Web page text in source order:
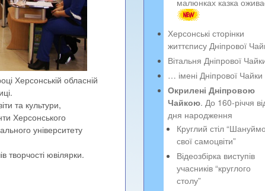
Херсонській обласній
та культури,
Херсонського
університету
творчості ювілярки.
малюнках казка
Херсонські сторінки
життєпису Дніпрової
Вітальня Дніпрової
… імені Дніпрової Чайки
Окрилені Дніпровою
Чайкою. До 160-річчя
дня народження
Круглий стіл “Шануймо
свої самоцвіти”
Відеозбірка виступів
учасників “круглого
столу”